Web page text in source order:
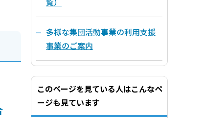
多様な集団活動事業の利用支援
事業のご案内
このページを見ている人はこんなペ
ージも見ています